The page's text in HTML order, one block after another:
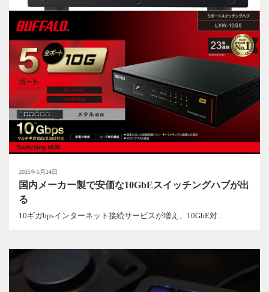
2025年5月24日
国内メーカー製で安価な10GbEスイッチングハブが出
る
10ギガbpsインターネット接続サービスが増え、10GbE対...